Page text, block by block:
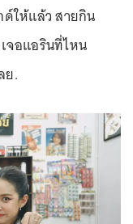
ให้แล้ว สายกิน
จอแอรินที่ไหน
ย.